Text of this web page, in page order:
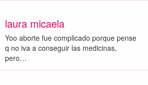
laura micaela
Yoo aborte fue complicado porque pense
q no iva a conseguir las medicinas,
pero…